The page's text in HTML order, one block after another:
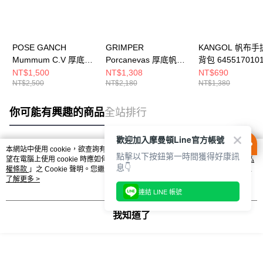
POSE GANCH
Mummum C.V 厚底麵
包帆布鞋 二代輕量款
PGMMWH
NT$1,500
NT$2,500
GRIMPER
Porcanevas 厚底帆布
鞋 (Billlie SIYOON同
款) GRPCBK
NT$1,308
NT$2,180
KANGOL 帆布手
背包
NT$690
NT$1,380
你可能有興趣的商品全站排行
熱門標籤
本網站中使用 cookie，欲查詢有關本網站使用 cookie 方式之詳情，及若您不希
望在電腦上使用 cookie 時應如何變更電腦的 cookie 設定，請參閱本網站「
隱私
權條款 」之 Cookie 聲明。您繼續使用本網站即表示您同意本公司得按本網站使
用條款之 Cookie 聲明使用 cookie。
了解更多 >
我知道了
歡迎加入摩曼頓Line官方帳號
點擊以下按鈕第一時間獲得好康訊
息👇
連結 LINE 帳號